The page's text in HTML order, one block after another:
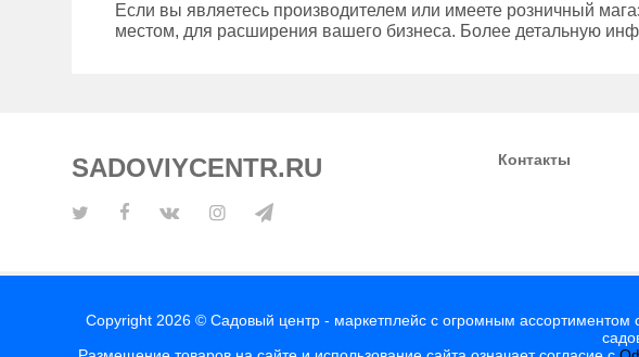
Если вы являетесь производителем или имеете розничный
местом, для расширения вашего бизнеса. Более детальную
SADOVIYCENTR.RU Контакты
Copyright 2026 © Садовый центр - маркетплейс с огромным ассортиментом